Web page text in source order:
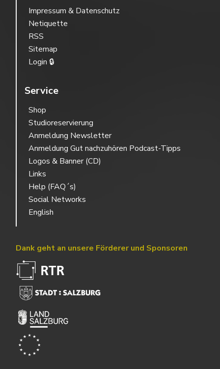
Impressum & Datenschutz
Netiquette
RSS
Sitemap
Login 🔒
Service
Shop
Studioreservierung
Anmeldung Newsletter
Anmeldung Gut nachzuhören Podcast-Tipps
Logos & Banner (CD)
Links
Help (FAQ´s)
Social Networks
English
Dank geht an unsere Förderer und Sponsoren